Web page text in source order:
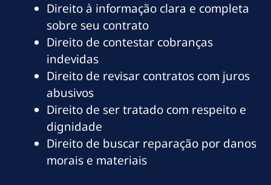
Direito à informação clara e completa
sobre seu contrato
Direito de contestar cobranças
indevidas
Direito de revisar contratos com juros
abusivos
Direito de ser tratado com respeito e
dignidade
Direito de buscar reparação por danos
morais e materiais